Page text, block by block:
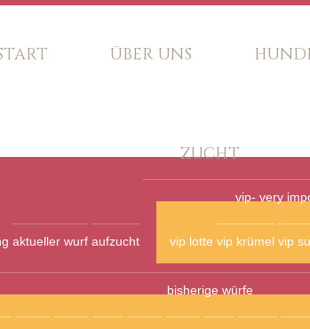
ÜBER UNS
ZUCHT
aktueller wurf aufzucht
vip- very
vip lotte vip krümel vip
bisherige würfe